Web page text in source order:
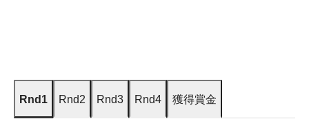
Rnd1 Rnd2 Rnd3 Rnd4 獲得賞金